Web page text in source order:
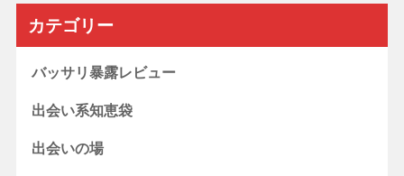
カテゴリー
バッサリ暴露レビュー
出会い系知恵袋
出会いの場